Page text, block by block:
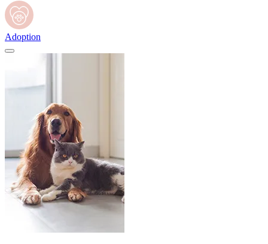
Adoption